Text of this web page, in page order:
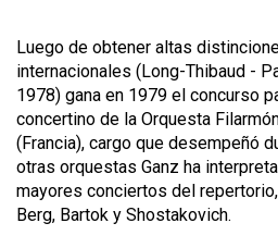
Luego de obtener altas
internacionales (Long-Thibaud -
1978) gana en 1979 el concurso
concertino de la Orquesta
(Francia), cargo que desempeñó
otras orquestas Ganz ha
mayores conciertos del
Berg, Bartok y Shostakovich.